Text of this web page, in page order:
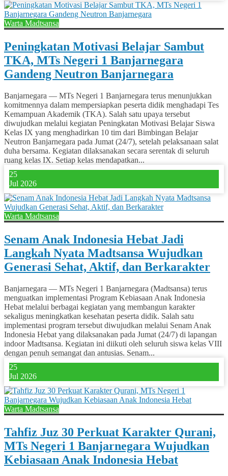
Warta Madtsansa
Peningkatan Motivasi Belajar Sambut
TKA, MTs Negeri 1 Banjarnegara
Gandeng Neutron Banjarnegara
Banjarnegara — MTs Negeri 1 Banjarnegara terus menunjukkan
komitmennya dalam mempersiapkan peserta didik menghadapi Tes
Kemampuan Akademik (TKA). Salah satu upaya tersebut
diwujudkan melalui kegiatan Peningkatan Motivasi Belajar Siswa
Kelas IX yang menghadirkan 10 tim dari Bimbingan Belajar
Neutron Banjarnegara pada Jumat (24/7), setelah pelaksanaan salat
duha bersama. Kegiatan dilaksanakan secara serentak di seluruh
ruang kelas IX. Setiap kelas mendapatkan...
25
Jul 2026
Warta Madtsansa
Senam Anak Indonesia Hebat Jadi
Langkah Nyata Madtsansa Wujudkan
Generasi Sehat, Aktif, dan Berkarakter
Banjarnegara — MTs Negeri 1 Banjarnegara (Madtsansa) terus
menguatkan implementasi Program Kebiasaan Anak Indonesia
Hebat melalui berbagai kegiatan yang membangun karakter
sekaligus meningkatkan kesehatan peserta didik. Salah satu
implementasi program tersebut diwujudkan melalui Senam Anak
Indonesia Hebat yang dilaksanakan pada Jumat (24/7) di lapangan
indoor Madtsansa. Kegiatan ini diikuti oleh seluruh siswa kelas VIII
dengan penuh semangat dan antusias. Senam...
25
Jul 2026
Warta Madtsansa
Tahfiz Juz 30 Perkuat Karakter Qurani,
MTs Negeri 1 Banjarnegara Wujudkan
Kebiasaan Anak Indonesia Hebat